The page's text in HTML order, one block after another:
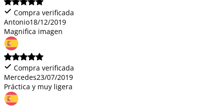
Compra verificada
Antonio18/12/2019
Magnifica imagen
Compra verificada
Mercedes23/07/2019
Práctica y muy ligera